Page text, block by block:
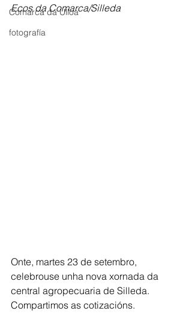
Comarca da Ulloa
fotografía
Ecos da Comarca/Silleda
Onte, martes 23 de setembro,
celebrouse unha nova xornada da
central agropecuaria de Silleda.
Compartimos as cotizacións.